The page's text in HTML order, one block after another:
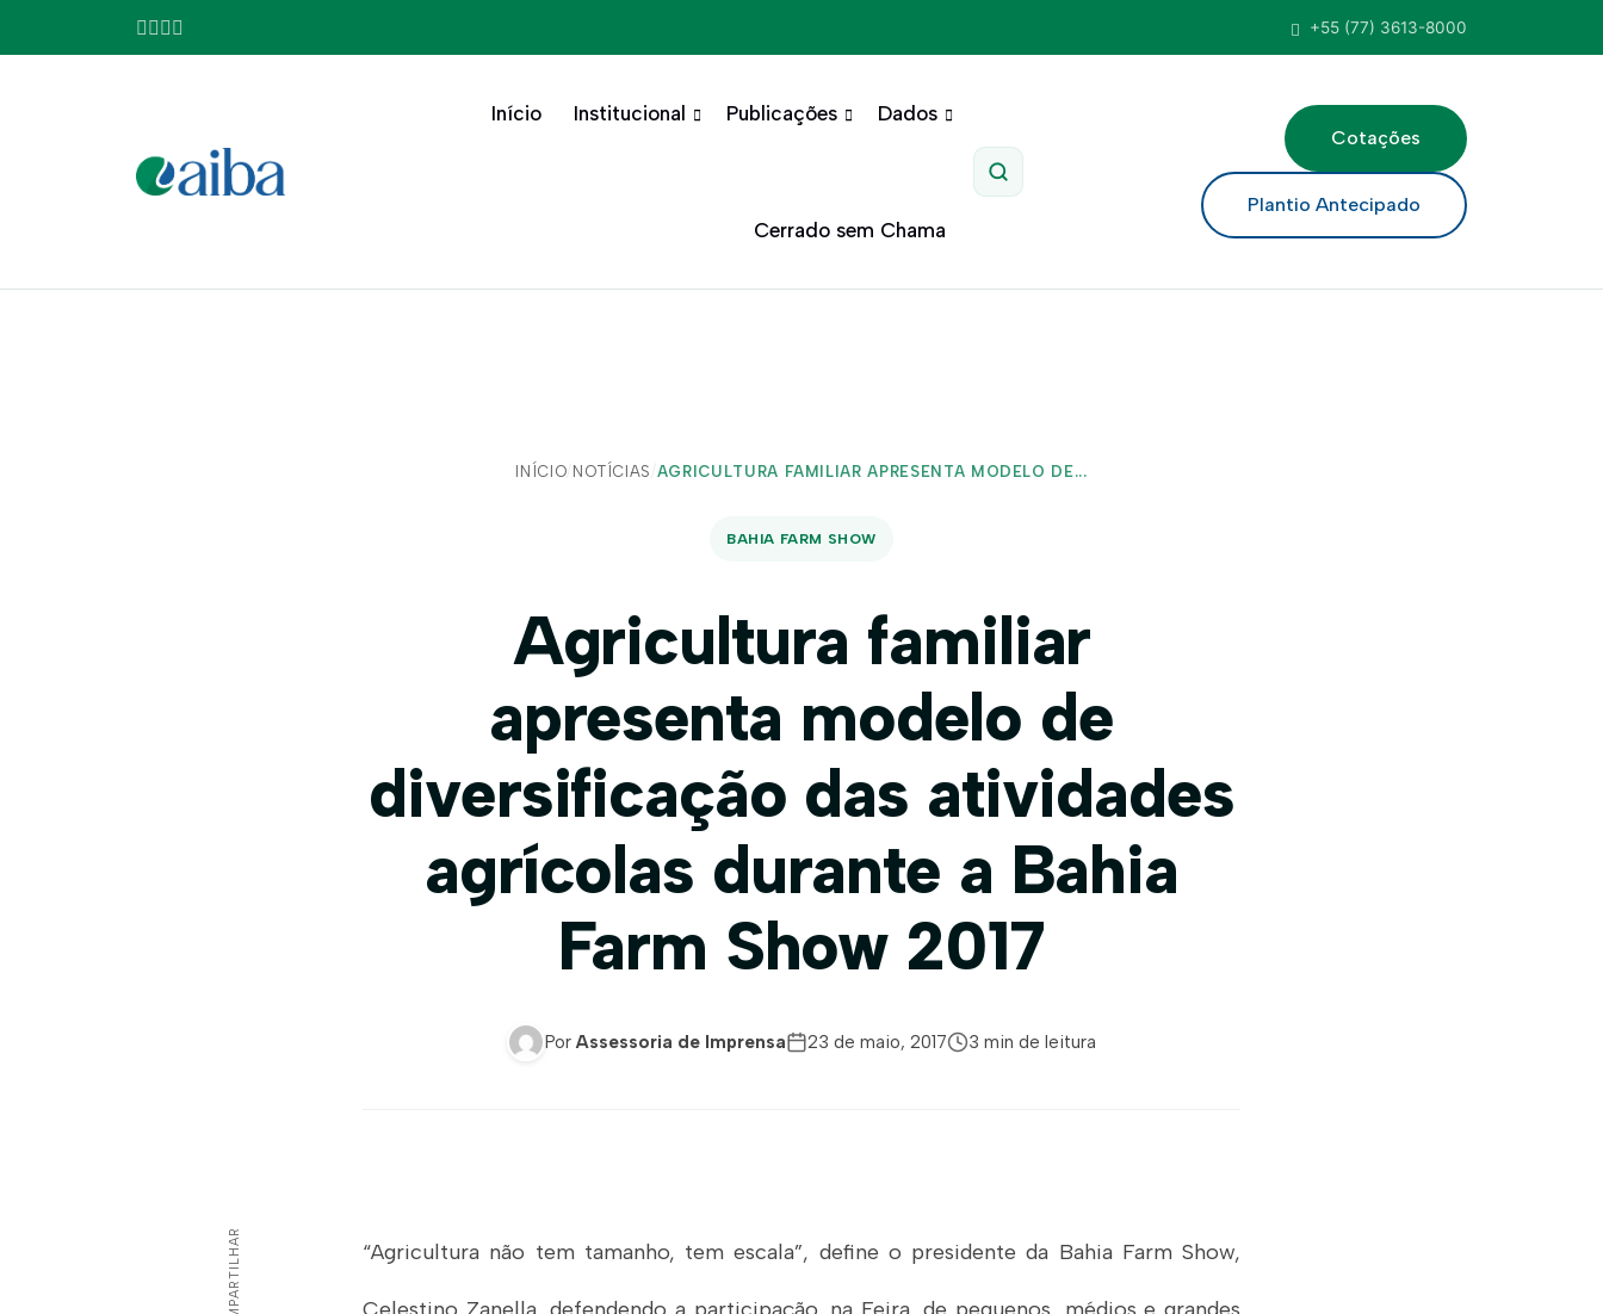
+55 (77) 3613-8000
Início Institucional Publicações Dados
Cerrado sem Chama
Pesquisar
Cotações
Plantio Antecipado
INÍCIO/ NOTÍCIAS /AGRICULTURA FAMILIAR APRESENTA MODELO DE...
BAHIA FARM SHOW
Agricultura familiar
apresenta modelo de
diversificação das atividades
agrícolas durante a Bahia
Farm Show 2017
Por Assessoria de Imprensa 23 de maio, 2017 3 min de leitura
COMPARTILHAR “Agricultura não tem tamanho, tem escala”, define o presidente da Bahia Farm Show,